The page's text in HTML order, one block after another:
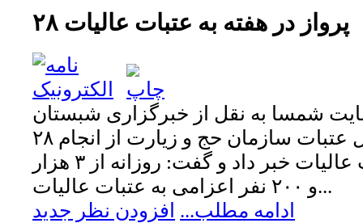
۲۸ پرواز در هفته به عتبات عالیات
شمسا به نقل از خبرگزاری شبستان
سرپرست اداره کل عتبات سازمان حج و زیارت از انجام ۲۸
پرواز در هفته به عتبات عالیات خبر داد و گفت: روزانه از ۳ هزار
و ۲۰۰ نفر اعزامی به عتبات عالیات...
ادامه مطلب... افزودن نظر جدید